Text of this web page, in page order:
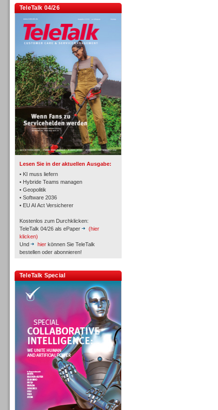
TeleTalk 04/26
Lesen Sie in der aktuellen Ausgabe:
• KI muss liefern
• Hybride Teams managen
• Geopolitik
• Software 2036
• EU AI Act Versicherer
Kostenlos zum Durchklicken:
TeleTalk 04/26 als ePaper
(hier
klicken)
Und
hier können Sie TeleTalk
bestellen oder abonnieren!
TeleTalk Special
TK- und ACD-Systeme
Workforce-Management
Personal
Inbound